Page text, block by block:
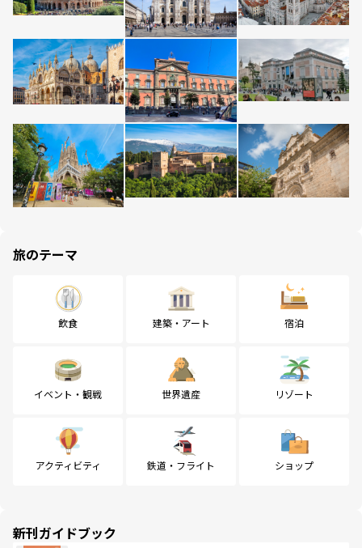
旅のテーマ
飲食 建築・アート 宿泊
イベント・観戦 世界遺産 リゾート
アクティビティ 鉄道・フライト ショップ
新刊ガイドブック